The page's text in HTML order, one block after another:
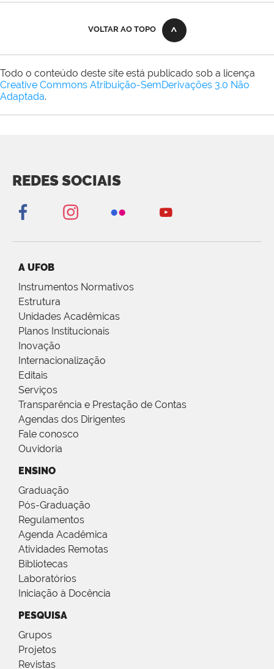
VOLTAR AO TOPO
Todo o conteúdo deste site está publicado sob a licença
Creative Commons Atribuição-SemDerivações 3.0 Não
Adaptada.
REDES SOCIAIS
A UFOB
Instrumentos Normativos
Estrutura
Unidades Acadêmicas
Planos Institucionais
Inovação
Internacionalização
Editais
Serviços
Transparência e Prestação de Contas
Agendas dos Dirigentes
Fale conosco
Ouvidoria
ENSINO
Graduação
Pós-Graduação
Regulamentos
Agenda Acadêmica
Atividades Remotas
Bibliotecas
Laboratórios
Iniciação à Docência
PESQUISA
Grupos
Projetos
Revistas